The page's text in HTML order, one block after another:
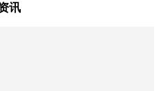
讯